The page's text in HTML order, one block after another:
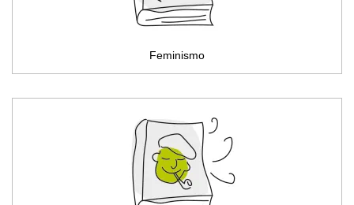
Feminismo